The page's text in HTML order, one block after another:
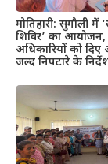
मोतिहारी: सुगौली में
शिविर’ का आयोजन,
अधिकारियों को
जल्द निपटारे के